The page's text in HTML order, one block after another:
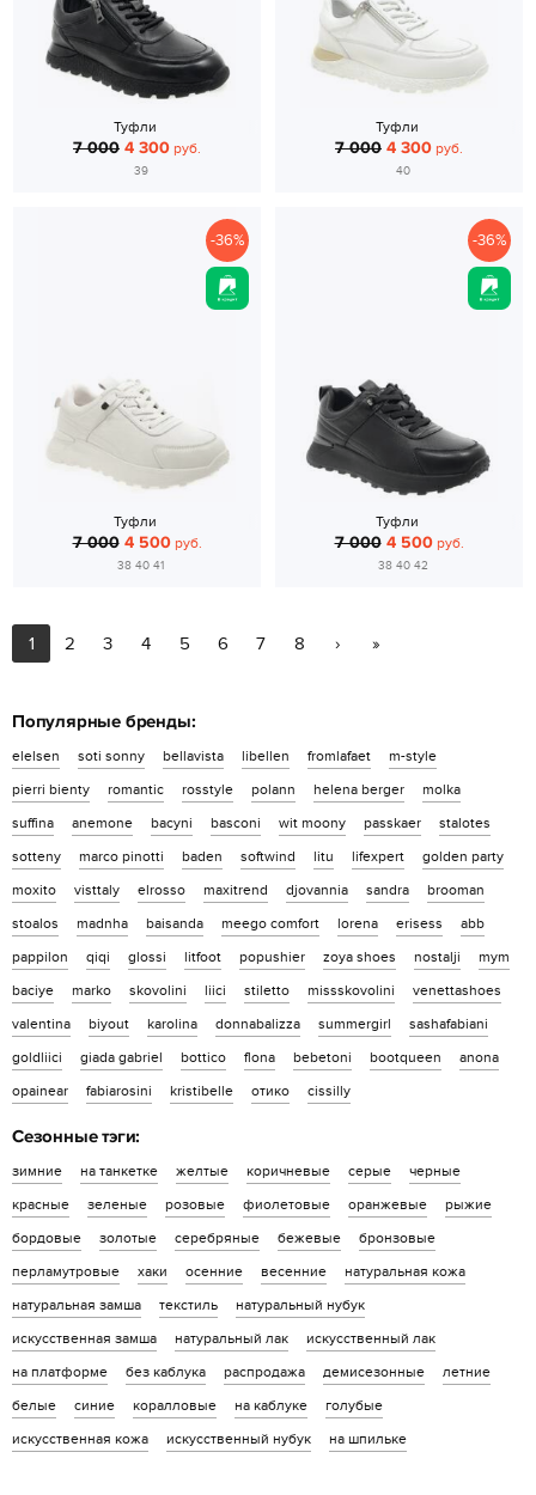
Туфли
7 000 4 300 руб.
39
Туфли
7 000 4 300 руб.
40
-36%
Туфли
7 000 4 500руб.
38 40 41
-36%
Туфли
7 000 4 500руб.
38 40 42
1 2 3 4 5 6 7 8 › »
Популярные бренды:
elelsen soti sonny bellavista libellen fromlafaet
m-style
pierri bienty
romantic rosstyle polann helena berger
molka
suffina
anemone bacyni basconi wit moony passkaer
stalotes
sotteny
marco pinotti baden softwind litu lifexpert
golden party
moxito
visttaly elrosso maxitrend djovannia sandra
brooman
stoalos
madnha baisanda meego comfort lorena erisess
abb
pappilon
qiqi glossi litfoot popushier zoya shoes nostalji
mym
baciye
marko skovolini liici stiletto missskovolini
venettashoes
valentina
biyout karolina donnabalizza summergirl
sashafabiani
goldliici
giada gabriel bottico flona bebetoni bootqueen
anona
opainear
fabiarosini kristibelle отико cissilly
Сезонные тэги:
зимние на танкетке желтые коричневые серые
черные
красные
зеленые розовые фиолетовые оранжевые
рыжие
бордовые
золотые серебряные бежевые
бронзовые
перламутровые
хаки осенние весенние
натуральная кожа
натуральная замша
текстиль
натуральный нубук
искусственная замша
натуральный лак
искусственный лак
на платформе
без каблука распродажа демисезонные
летние
белые
синие коралловые на каблуке
голубые
искусственная кожа
искусственный нубук на шпильке